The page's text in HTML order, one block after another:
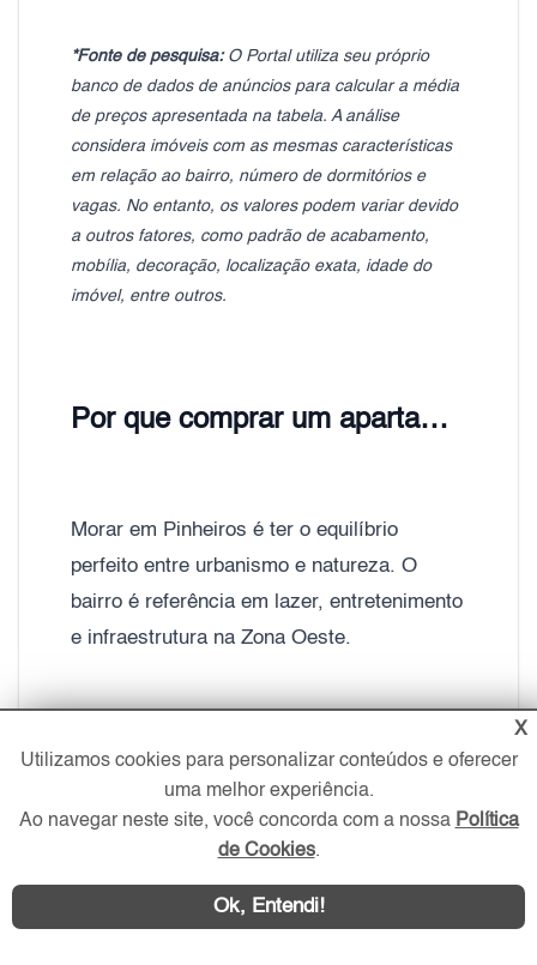
*Fonte de pesquisa:O Portal utiliza seu próprio
banco de dados de anúncios para calcular a média
de preços apresentada na tabela. A análise
considera imóveis com as mesmas características
em relação ao bairro, número de dormitórios e
vagas. No entanto, os valores podem variar devido
a outros fatores, como padrão de acabamento,
mobília, decoração, localização exata, idade do
imóvel, entre outros.
Por que comprar um apartamento em Pinheiros?
Morar em Pinheiros é ter o equilíbrio
perfeito entre urbanismo e natureza. O
bairro é referência em lazer, entretenimento
e infraestrutura na Zona Oeste.
Mobilidade e acesso facilitado:
X
Utilizamos cookies para personalizar conteúdos e oferecer
uma melhor experiência.
Ao navegar neste site, você concorda com a nossa Política
de Cookies.
Ok, Entendi!